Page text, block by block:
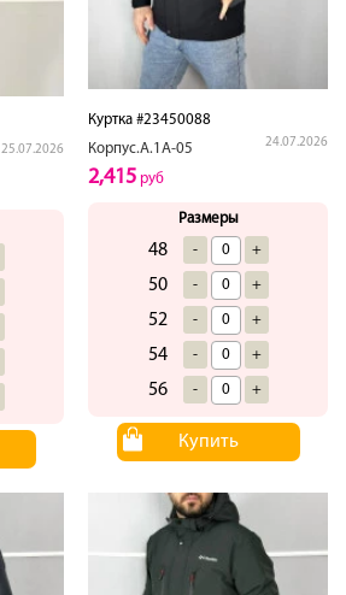
25.07.2026
Куртка #23450088
Корпус.А.1А-05
24.07.2026
2,415 руб
Размеры
48 - +
50 - +
52 - +
54 - +
56 - +
Купить